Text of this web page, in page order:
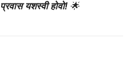
यशस्वी होवो! 🌟